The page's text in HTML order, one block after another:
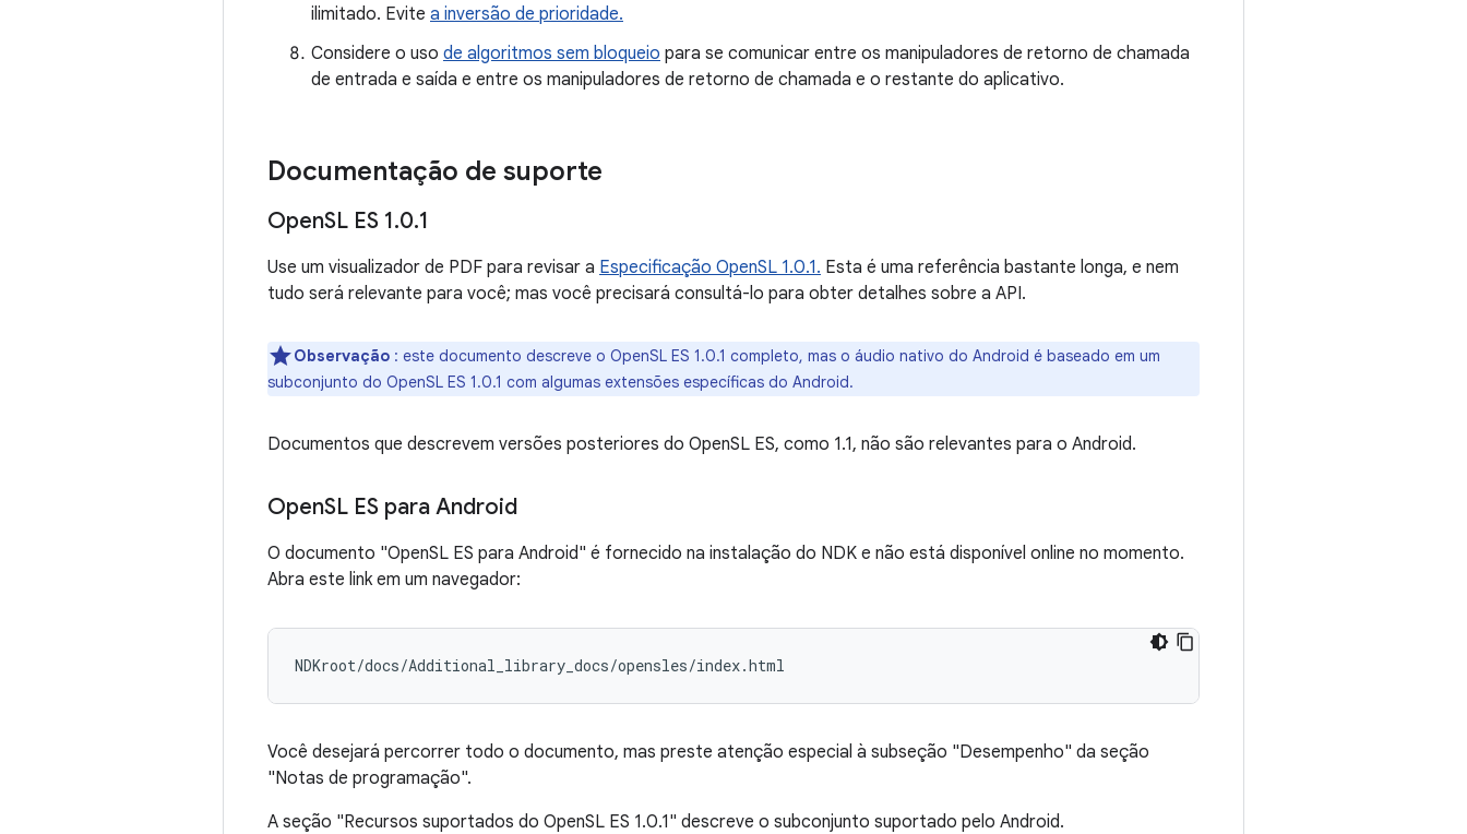
ilimitado. Evite a inversão de prioridade.
Considere o uso de algoritmos sem bloqueio para se comunicar entre os manipuladores de retorno de chamada
de entrada e saída e entre os manipuladores de retorno de chamada e o restante do aplicativo.
Documentação de suporte
OpenSL ES 1.0.1
Use um visualizador de PDF para revisar a Especificação OpenSL 1.0.1. Esta é uma referência bastante longa, e nem
tudo será relevante para você; mas você precisará consultá-lo para obter detalhes sobre a API.
Observação : este documento descreve o OpenSL ES 1.0.1 completo, mas o áudio nativo do Android é baseado em um
subconjunto do OpenSL ES 1.0.1 com algumas extensões específicas do Android.
Documentos que descrevem versões posteriores do OpenSL ES, como 1.1, não são relevantes para o Android.
OpenSL ES para Android
O documento "OpenSL ES para Android" é fornecido na instalação do NDK e não está disponível online no momento.
Abra este link em um navegador:
Você desejará percorrer todo o documento, mas preste atenção especial à subseção "Desempenho" da seção
"Notas de programação".
A seção "Recursos suportados do OpenSL ES 1.0.1" descreve o subconjunto suportado pelo Android.